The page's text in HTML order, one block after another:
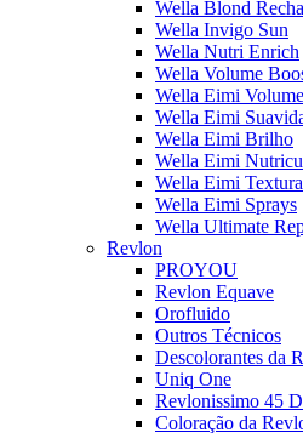
Wella Blond
Wella Invigo Sun
Wella Nutri Enrich
Wella Volume
Wella Eimi Volume
Wella Eimi
Wella Eimi Brilho
Wella Eimi
Wella Eimi Textura
Wella Eimi Sprays
Wella Ultimate
Revlon
PROYOU
Revlon Equave
Orofluido
Outros Técnicos
Descolorantes da
Uniq One
Revlonissimo 45
Coloração da